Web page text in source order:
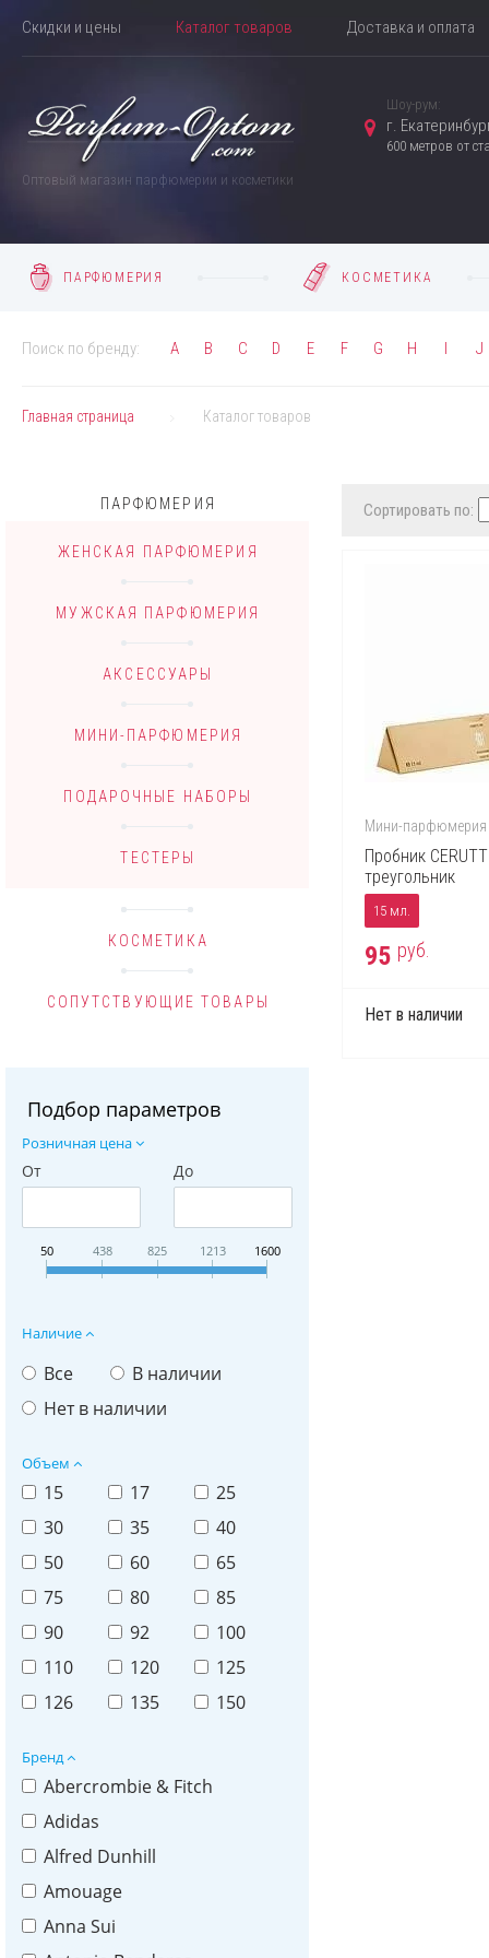
Скидки и цены Каталог товаров Доставка и оплата
Оптовый магазин парфюмерии и косметики
Шоу-рум:
г.
600 метров от
ПАРФЮМЕРИЯ КОСМЕТИКА
Поиск по бренду: A B C D E F G H I J
Главная страница Каталог товаров
ПАРФЮМЕРИЯ
ЖЕНСКАЯ ПАРФЮМЕРИЯ
МУЖСКАЯ ПАРФЮМЕРИЯ
АКСЕССУАРЫ
МИНИ-ПАРФЮМЕРИЯ
ПОДАРОЧНЫЕ НАБОРЫ
ТЕСТЕРЫ
КОСМЕТИКА
СОПУТСТВУЮЩИЕ ТОВАРЫ
Подбор параметров
Розничная цена
От До
50 438 825 1213 1600
Наличие
Все
В наличии
Нет в наличии
Объем
15 17
25
30
35
40
50
60
65
75
80
85
90
92
100
110
120
125
126
135 150
Бренд
Abercrombie & Fitch
Adidas
Alfred Dunhill
Amouage
Anna Sui
Сортировать по:
Мини-парфюмерия
Пробник
треугольник
15 мл.
95 руб.
Нет в наличии